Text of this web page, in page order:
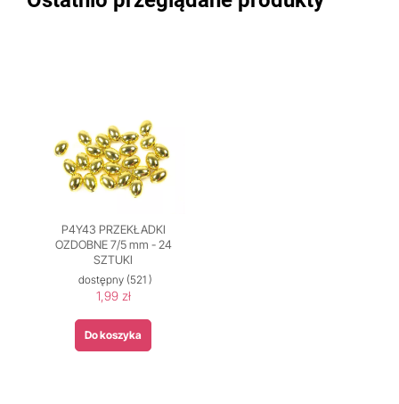
P4Y43 PRZEKŁADKI
OZDOBNE 7/5 mm - 24
SZTUKI
dostępny (521 )
1,99 zł
Do koszyka